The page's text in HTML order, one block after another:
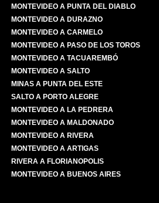
MONTEVIDEO A PUNTA DEL DIABLO
MONTEVIDEO A DURAZNO
MONTEVIDEO A CARMELO
MONTEVIDEO A PASO DE LOS TOROS
MONTEVIDEO A TACUAREMBÓ
MONTEVIDEO A SALTO
MINAS A PUNTA DEL ESTE
SALTO A PORTO ALEGRE
MONTEVIDEO A LA PEDRERA
MONTEVIDEO A MALDONADO
MONTEVIDEO A RIVERA
MONTEVIDEO A ARTIGAS
RIVERA A FLORIANOPOLIS
MONTEVIDEO A BUENOS AIRES